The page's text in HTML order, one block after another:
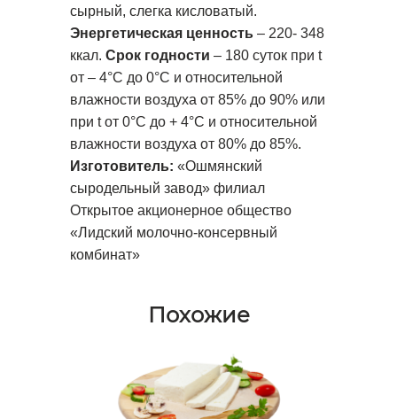
сырный, слегка кисловатый.
Энергетическая ценность – 220- 348
ккал. Срок годности – 180 суток при t
от – 4°С до 0°С и относительной
влажности воздуха от 85% до 90% или
при t от 0°С до + 4°С и относительной
влажности воздуха от 80% до 85%.
Изготовитель: «Ошмянский
сыродельный завод» филиал
Открытое акционерное общество
«Лидский молочно-консервный
комбинат»
Похожие